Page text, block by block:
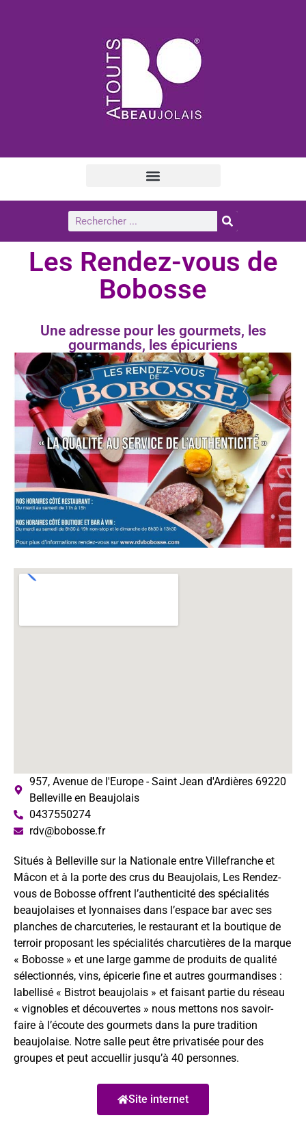
Les Rendez-vous de
Bobosse
Une adresse pour les gourmets, les
gourmands, les épicuriens
957, Avenue de l'Europe - Saint Jean d'Ardières 69220
Belleville en Beaujolais
0437550274
rdv@bobosse.fr
Situés à Belleville sur la Nationale entre Villefranche et
Mâcon et à la porte des crus du Beaujolais, Les Rendez-
vous de Bobosse offrent l’authenticité des spécialités
beaujolaises et lyonnaises dans l’espace bar avec ses
planches de charcuteries, le restaurant et la boutique de
terroir proposant les spécialités charcutières de la marque
« Bobosse » et une large gamme de produits de qualité
sélectionnés, vins, épicerie fine et autres gourmandises :
labellisé « Bistrot beaujolais » et faisant partie du réseau
« vignobles et découvertes » nous mettons nos savoir-
faire à l’écoute des gourmets dans la pure tradition
beaujolaise. Notre salle peut être privatisée pour des
groupes et peut accuellir jusqu’à 40 personnes.
Site internet